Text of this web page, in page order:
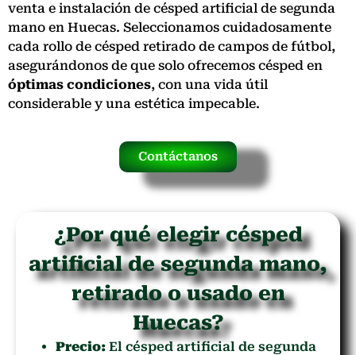
venta e instalación de césped artificial de segunda
mano en Huecas. Seleccionamos cuidadosamente
cada rollo de césped retirado de campos de fútbol,
asegurándonos de que solo ofrecemos césped en
óptimas condiciones, con una vida útil
considerable y una estética impecable.
Contáctanos
¿Por qué elegir césped
artificial de segunda mano,
retirado o usado en
Huecas?
Precio: El césped artificial de segunda